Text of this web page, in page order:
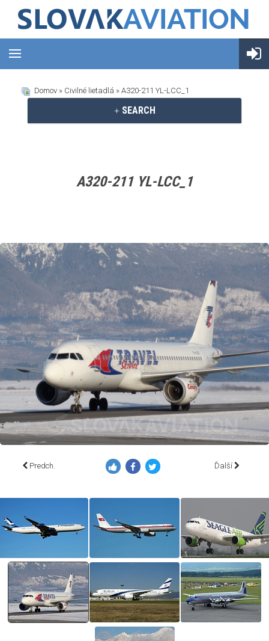
Domov » Civilné lietadlá » A320-211 YL-LCC_1
SEARCH
A320-211 YL-LCC_1
Predch. Ďalší